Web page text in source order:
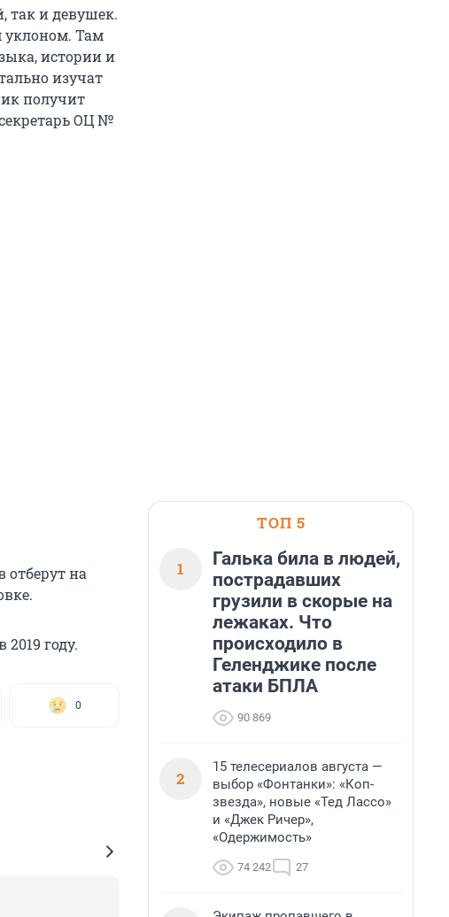
так и девушек.
уклоном. Там
истории и
изучат
получит
ОЦ №
отберут на
году.
0
ТОП 5
1
Галька била в людей,
пострадавших
грузили в скорые на
лежаках. Что
происходило в
Геленджике после
атаки БПЛА
90 869
2
15 телесериалов августа —
выбор «Фонтанки»: «Коп-
звезда», новые «Тед Лассо»
и «Джек Ричер»,
«Одержимость»
74 242 27